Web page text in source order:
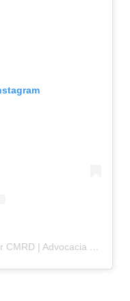
Uma publicação compartilhada por CMRD | Advocacia para empresas (@cmrd.advogados)